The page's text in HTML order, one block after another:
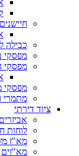
כבילה
מפסקי
מפסקי
מפסקי
מתמרי
ציוד דירתי
לוחות
מא"ז
מא"זים